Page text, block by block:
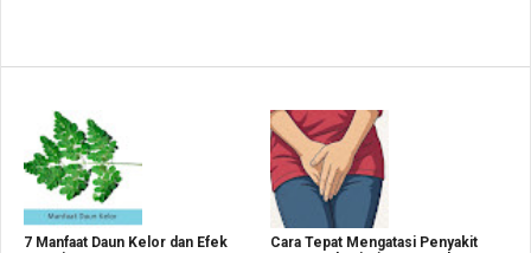
7 Manfaat Daun Kelor dan Efek
Cara Tepat Mengatasi Penyakit